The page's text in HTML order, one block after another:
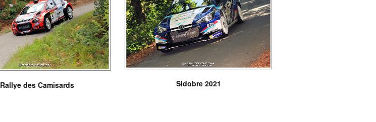
Rallye des Camisards Sidobre 2021